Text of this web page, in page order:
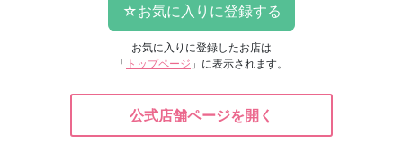
お気に入りに登録したお店は
「 トップページ 」に表示されます。
公式店舗ページを開く